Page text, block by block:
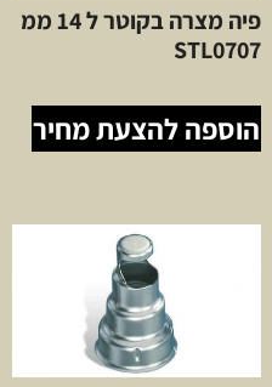
פיה מצרה בקוטר ל 14 ממ
STL0707
הוספה להצעת מחיר